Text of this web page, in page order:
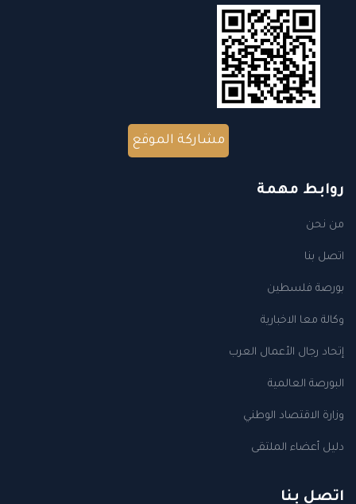
مشاركة الموقع
روابط مهمة
من نحن
اتصل بنا
بورصة فلسطين
وكالة معا الاخبارية
إتحاد رجال الأعمال العرب
البورصة العالمية
وزارة الاقتصاد الوطني
دليل أعضاء الملتقى
اتصل بنا